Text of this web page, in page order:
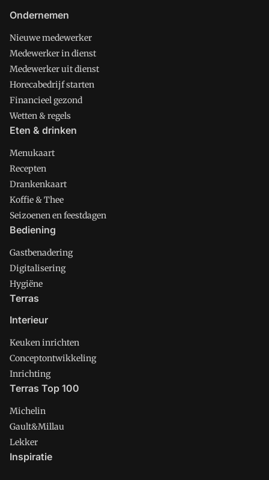
Ondernemen
Nieuwe medewerker
Medewerker in dienst
Medewerker uit dienst
Horecabedrijf starten
Financieel gezond
Wetten & regels
Eten & drinken
Menukaart
Recepten
Drankenkaart
Koffie & Thee
Seizoenen en feestdagen
Bediening
Gastbenadering
Digitalisering
Hygiëne
Terras
Interieur
Keuken inrichten
Conceptontwikkeling
Inrichting
Terras Top 100
Michelin
Gault&Millau
Lekker
Inspiratie